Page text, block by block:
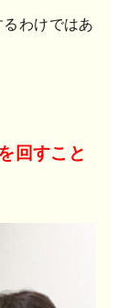
わけではあ
回すこと